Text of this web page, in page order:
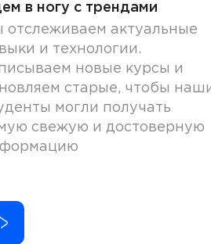
в ногу с трендами
отслеживаем актуальные
и технологии.
новые курсы и
старые, чтобы
могли получать
свежую и достоверную